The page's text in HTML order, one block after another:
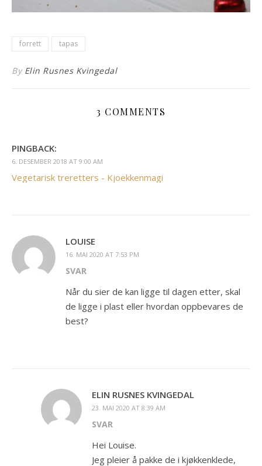
forrett tapas
By Elin Rusnes Kvingedal
3 COMMENTS
PINGBACK:
6. DESEMBER 2018 AT 9:00 AM
Vegetarisk treretters - Kjoekkenmagi
LOUISE
16. MAI 2020 AT 7:53 PM
SVAR
Når du sier de kan ligge til dagen etter, skal
de ligge i plast eller hvordan oppbevares de
best?
ELIN RUSNES KVINGEDAL
23. MAI 2020 AT 8:39 AM
SVAR
Hei Louise.
Jeg pleier å pakke de i kjøkkenklede,